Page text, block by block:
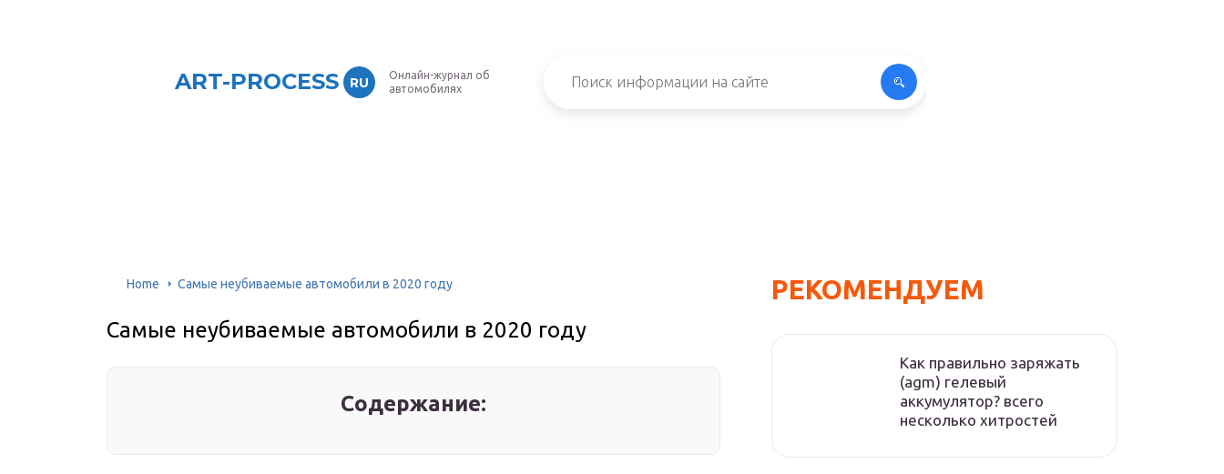
ART-PROCESS RU
Онлайн-журнал об
автомобилях
Home Самые неубиваемые автомобили в 2020 году
Самые неубиваемые автомобили в 2020 году
Содержание:
РЕКОМЕНДУЕМ
Как правильно заряжать
(agm) гелевый
аккумулятор? всего
несколько хитростей